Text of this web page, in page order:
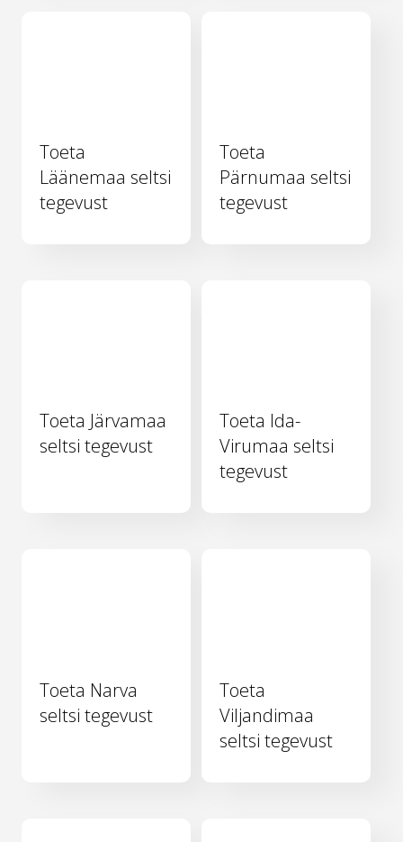
Toeta
Läänemaa seltsi
tegevust
Toeta
Pärnumaa seltsi
tegevust
Toeta Järvamaa
seltsi tegevust
Toeta Ida-
Virumaa seltsi
tegevust
Toeta Narva
seltsi tegevust
Toeta
Viljandimaa
seltsi tegevust